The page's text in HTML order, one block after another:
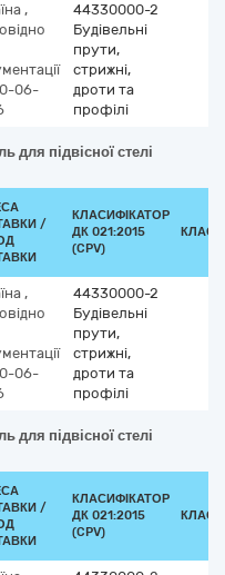
,
06-
44330000-2
Будівельні
прути,
стрижні,
дроти та
профілі
для підвісної стелі
/
КЛАСИФІКАТОР
ДК 021:2015
(CPV)
,
06-
44330000-2
Будівельні
прути,
стрижні,
дроти та
профілі
для підвісної стелі
/
КЛАСИФІКАТОР
ДК 021:2015
(CPV)